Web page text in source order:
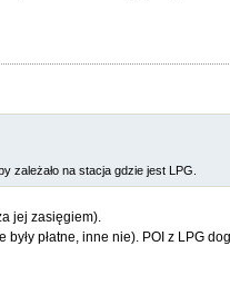
zależało na stacja gdzie jest LPG.
jej zasięgiem).
płatne, inne nie). POI z LPG